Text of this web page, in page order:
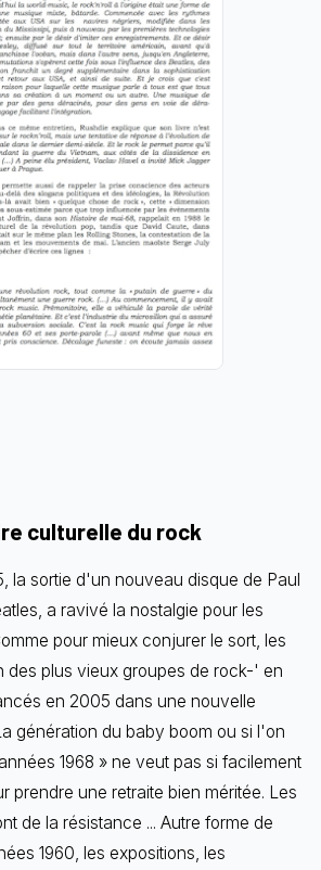
culturelle du rock
la sortie d'un nouveau disque de Paul
a ravivé la nostalgie pour les
pour mieux conjurer le sort, les
des plus vieux groupes de rock-' en
en 2005 dans une nouvelle
génération du baby boom ou si l'on
1968 » ne veut pas si facilement
prendre une retraite bien méritée. Les
de la résistance ... Autre forme de
1960, les expositions, les